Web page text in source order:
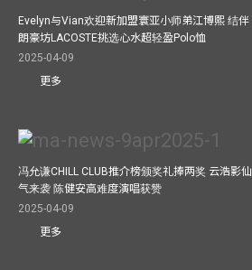
Evelyn与Vian欢迎新加盟寰亚小师弟江博熙 结伴
朗豪坊LACOSTE挑选心水超轻盈Polo恤
2025-04-09
更多
冯允谦CHILL CLUB推介榜颁奖礼捧两奖 云浩影仙
气来袭 陈健安高难度演唱获赞
2025-04-09
更多